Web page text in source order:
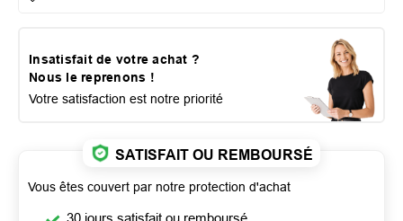
Insatisfait de votre achat ?
Nous le reprenons !
Votre satisfaction est notre priorité
SATISFAIT OU REMBOURSÉ
Vous êtes couvert par notre protection d'achat
30 jours satisfait ou remboursé